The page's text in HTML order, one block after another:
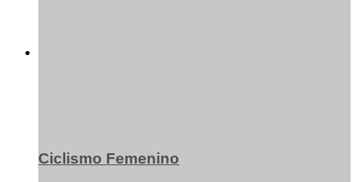
Ciclismo Femenino